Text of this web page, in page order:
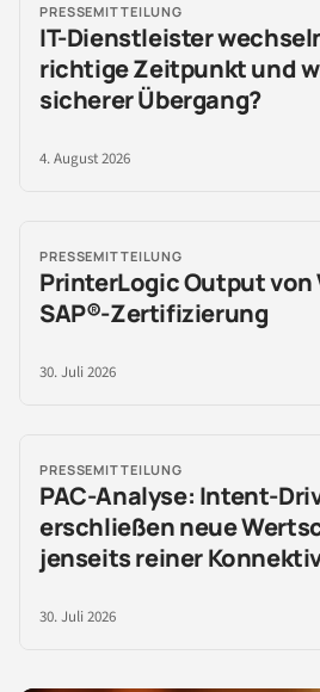
PRESSEMITTEILUNG
IT-Dienstleister
richtige Zeitpunkt und
sicherer Übergang?
4. August 2026
PRESSEMITTEILUNG
PrinterLogic Output von
SAP®-Zertifizierung
30. Juli 2026
PRESSEMITTEILUNG
PAC-Analyse: Intent-
erschließen neue
jenseits reiner
30. Juli 2026